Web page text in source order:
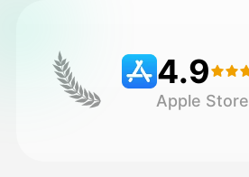
4.9
Apple Store